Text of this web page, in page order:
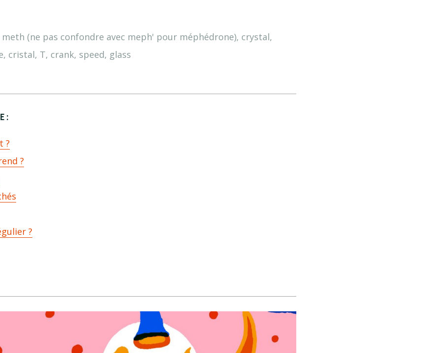
meth (ne pas confondre avec meph' pour méphédrone), crystal,
cristal, T, crank, speed, glass
:
?
?
?